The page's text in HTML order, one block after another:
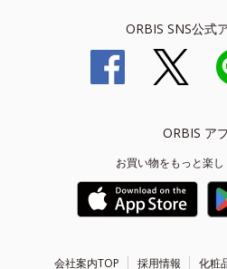
ORBIS SNS公式
ORBIS ア
お買い物をもっと楽し
会社案内TOP 採用情報 化粧